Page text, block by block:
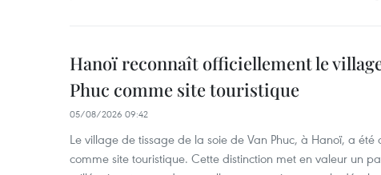
Hanoï reconnaît officiellement le
Phuc comme site touristique
05/08/2026 09:42
Le village de tissage de la soie de Van Phuc, à Hanoï, a été
comme site touristique. Cette distinction met en valeur un